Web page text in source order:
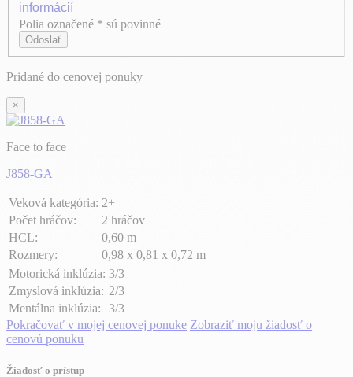
informácií
Axeptio consent
Polia označené * sú povinné
Odoslať
Pridané do cenovej ponuky
×
Face to face
J858-GA
Veková kategória: 2+
Počet hráčov:
2 hráčov
HCL:
0,60 m
Rozmery:
0,98 x 0,81 x 0,72 m
Motorická inklúzia: 3/3
Zmyslová inklúzia: 2/3
Mentálna inklúzia:
3/3
Pokračovať v mojej cenovej ponuke Zobraziť moju žiadosť o
cenovú ponuku
Žiadosť o prístup